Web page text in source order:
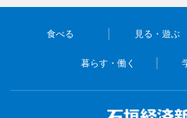
食べる 見る・遊ぶ
暮らす・働く